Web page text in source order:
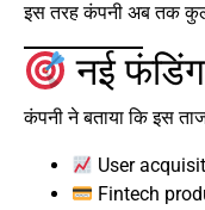
इस तरह कंपनी अब तक
नई
कंपनी ने बताया कि इस
User
Fintech